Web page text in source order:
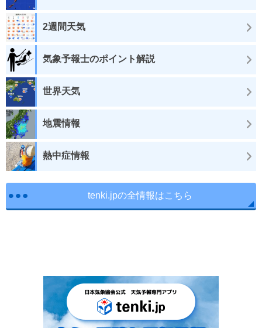
2週間天気
気象予報士のポイント解説
世界天気
地震情報
熱中症情報
tenki.jpの全情報はこちら